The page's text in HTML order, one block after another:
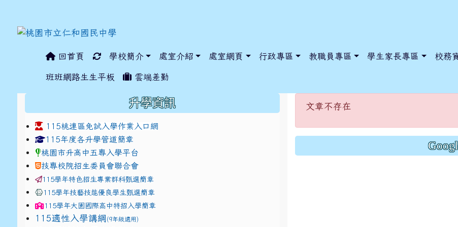
回首頁 學校簡介 處室介紹 處室網頁 行政專區 教職員專區 學生家長專區 校務
班班網路生生平板 雲端差勤
文章不存在
文章不存在
升學資訊
115桃連區免試入學作業入口網
link to https://www.jhjhs.tyc.edu.tw/modules/tadnews/index.php?nsn=5425
115年度各升學管道簡章link to http://tyc.entry.edu.tw/NoExamImitate_TL/NoExamImitateHome/Page/
link to http://tyc.entry.edu.tw/NoExamImitate_TL/NoExamImitateHome/Page/
桃園市升高中五專入學平台
技專校院招生委員會聯合會
115學年特色招生專業群科甄選簡章
115學年技藝技能優良學生甄選簡章
115學年大園國際高中特招入學簡章
115適性入學講綱 (9年級適用)